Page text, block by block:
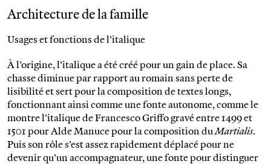
Architecture de la famille
Usages et fonctions de l’italique
À l’origine, l’italique a été créé pour un gain de place. Sa
chasse diminue par rapport au romain sans perte de
lisibilité et sert pour la composition de textes longs,
fonctionnant ainsi comme une fonte autonome, comme le
montre l’italique de Francesco Griffo gravé entre 1499 et
1501 pour Alde Manuce pour la composition du Martialis.
Puis son rôle s’est assez rapidement déplacé pour ne
devenir qu’un accompagnateur, une fonte pour distinguer